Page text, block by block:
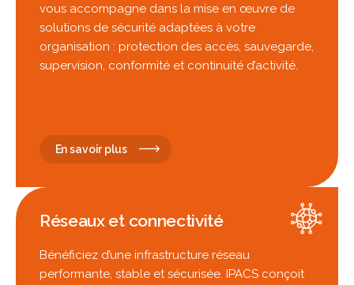
vous accompagne dans la mise en œuvre de
solutions de sécurité adaptées à votre
organisation : protection des accès, sauvegarde,
supervision, conformité et continuité d’activité.
En savoir plus
Réseaux et connectivité
Bénéficiez d’une infrastructure réseau
performante, stable et sécurisée. IPACS conçoit